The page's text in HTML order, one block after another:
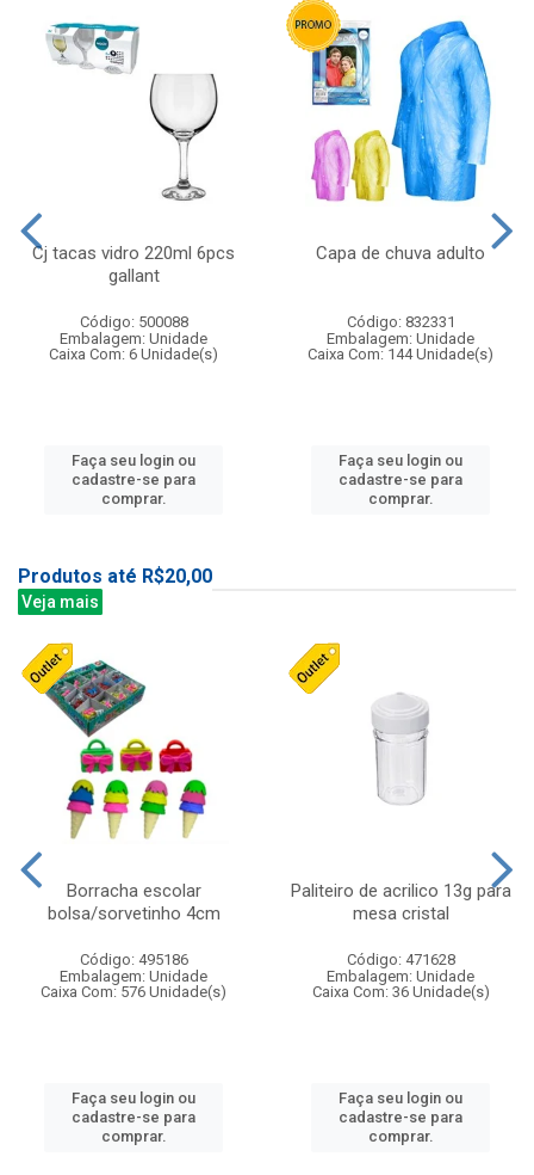
Cj tacas vidro 220ml 6pcs
gallant
Código: 500088
Embalagem: Unidade
Caixa Com: 6 Unidade(s)
Faça seu login ou
cadastre-se para
comprar.
Capa de chuva adulto
Código: 832331
Embalagem: Unidade
Caixa Com: 144 Unidade(s)
Faça seu login ou
cadastre-se para
comprar.
Produtos até R$20,00
Veja mais
Borracha escolar
bolsa/sorvetinho 4cm
Código: 495186
Embalagem: Unidade
Caixa Com: 576 Unidade(s)
Faça seu login ou
cadastre-se para
comprar.
Paliteiro de acrilico 13g para
mesa cristal
Código: 471628
Embalagem: Unidade
Caixa Com: 36 Unidade(s)
Faça seu login ou
cadastre-se para
comprar.